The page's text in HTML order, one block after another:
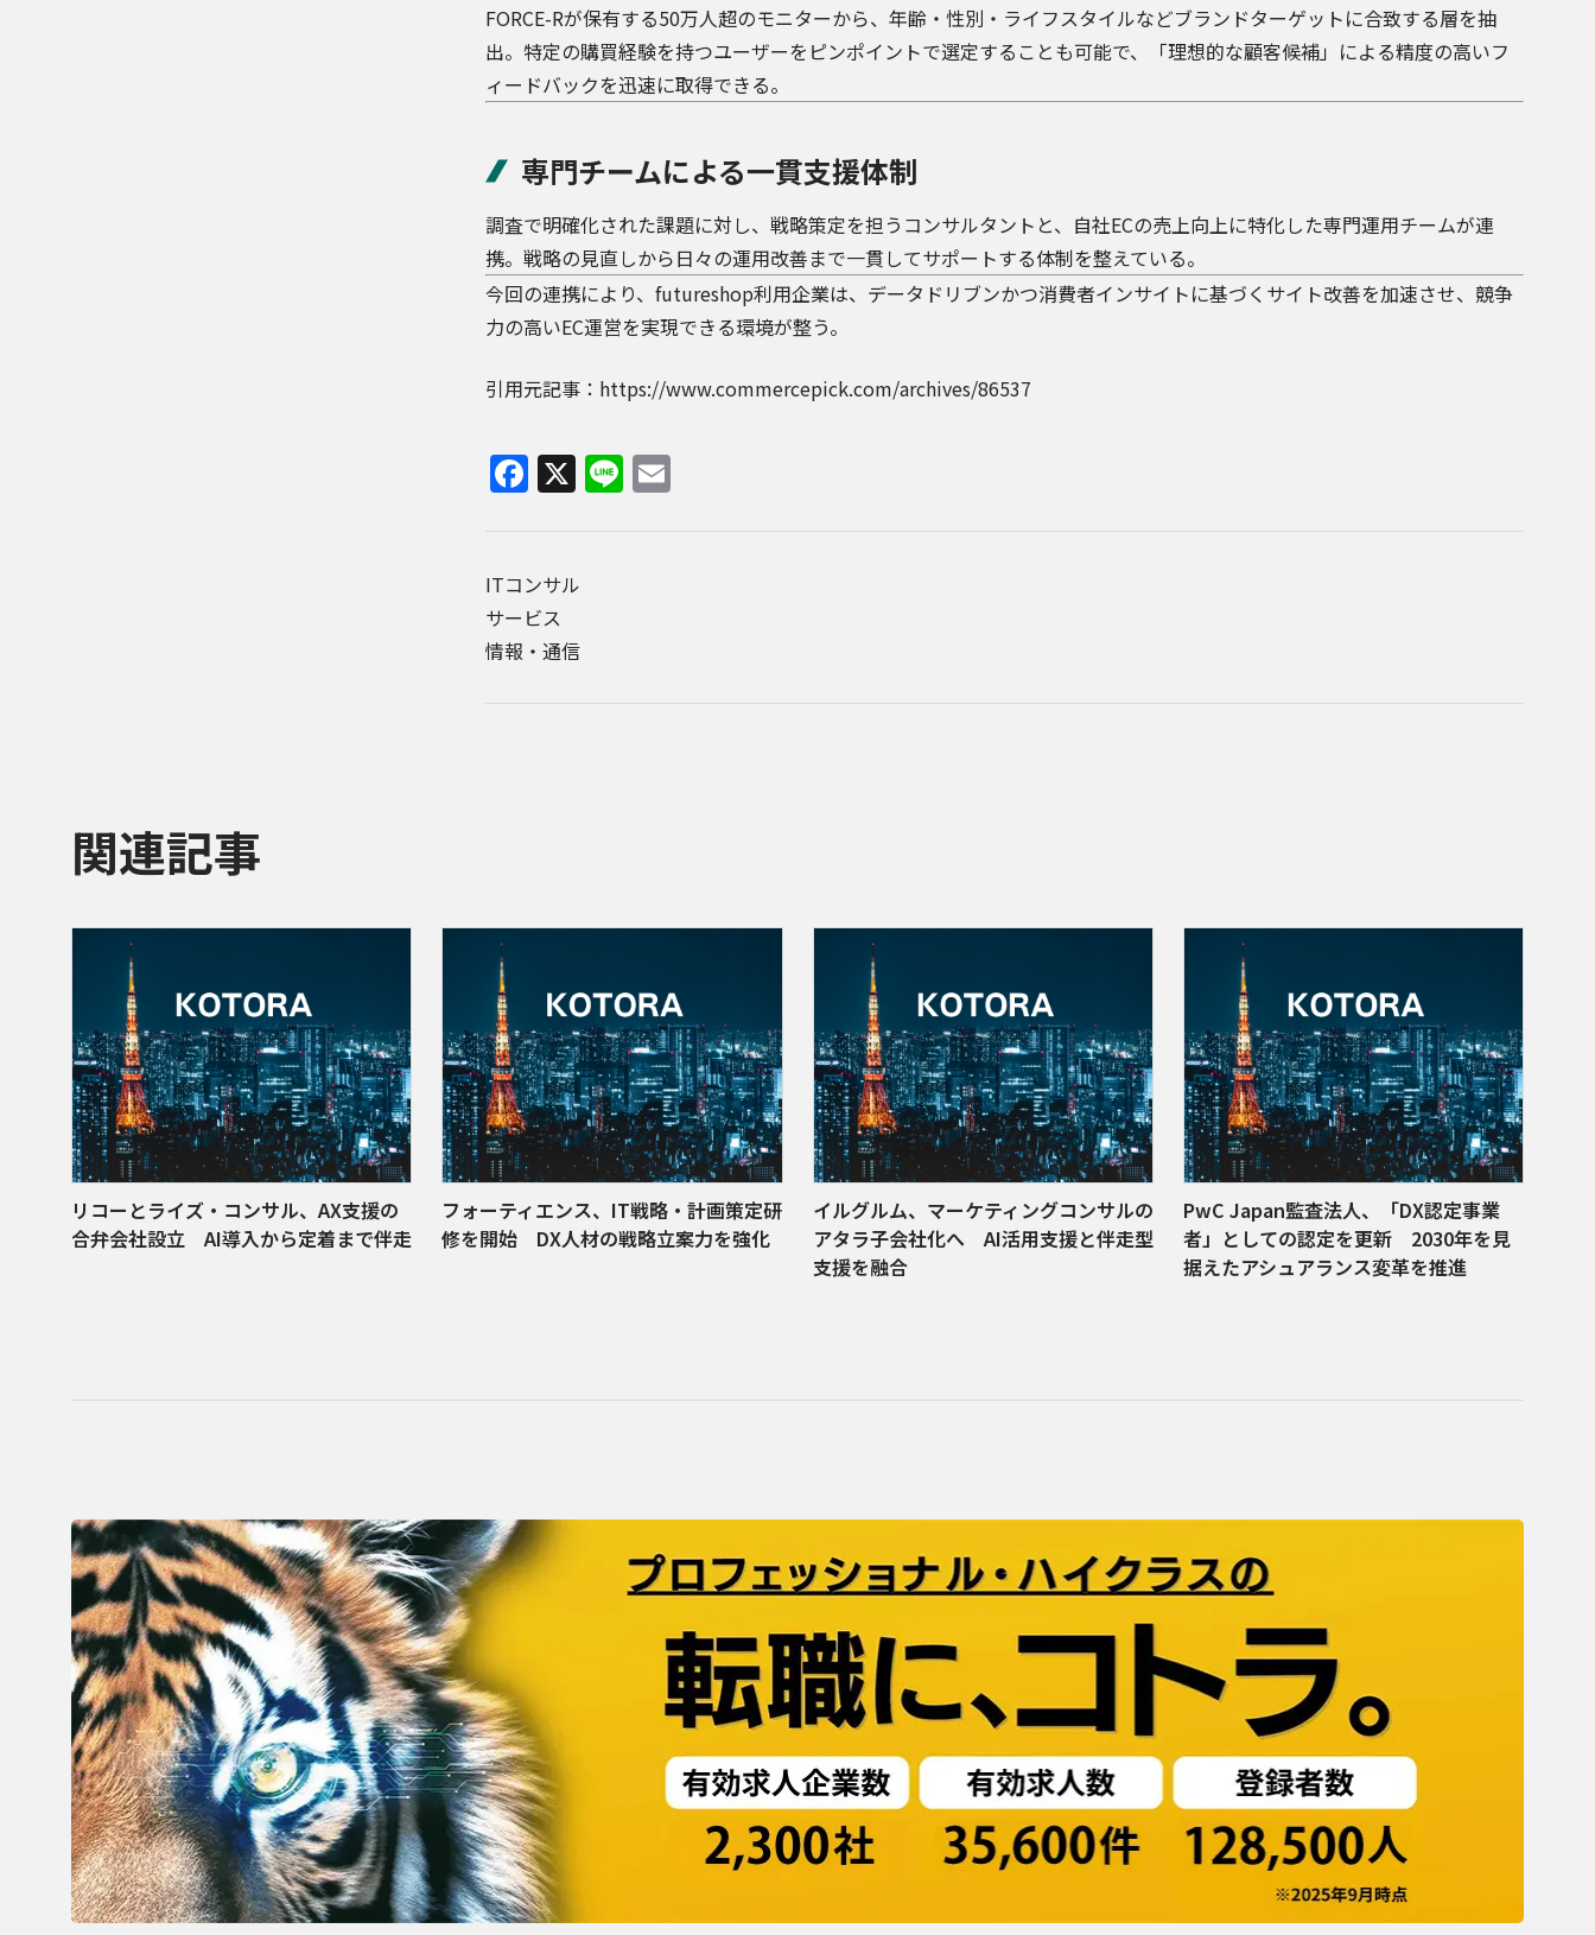
FORCE-Rが保有する50万人超のモニターから、年齢・性別・ライフスタイルなどブランドターゲットに合致する層を抽
出。特定の購買経験を持つユーザーをピンポイントで選定することも可能で、「理想的な顧客候補」による精度の高いフ
ィードバックを迅速に取得できる。
専門チームによる一貫支援体制
調査で明確化された課題に対し、戦略策定を担うコンサルタントと、自社ECの売上向上に特化した専門運用チームが連
携。戦略の見直しから日々の運用改善まで一貫してサポートする体制を整えている。
今回の連携により、futureshop利用企業は、データドリブンかつ消費者インサイトに基づくサイト改善を加速させ、競争
力の高いEC運営を実現できる環境が整う。
引用元記事：https://www.commercepick.com/archives/86537
Facebook
X LineEmail
ITコンサル
サービス
情報・通信
関連記事
リコーとライズ・コンサル、AX支援の
合弁会社設立 AI導入から定着まで伴走
フォーティエンス、IT戦略・計画策定研
修を開始 DX人材の戦略立案力を強化
イルグルム、マーケティングコンサルの
アタラ子会社化へ AI活用支援と伴走型
支援を融合
PwC Japan監査法人、「DX認定事業
者」としての認定を更新 2030年を見
据えたアシュアランス変革を推進